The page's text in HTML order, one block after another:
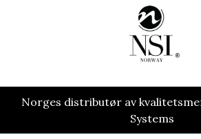
Norges distributør av
Systems